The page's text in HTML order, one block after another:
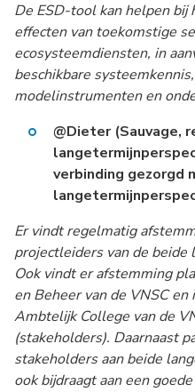
De ESD-tool kan helpen bij
effecten van toekomstige
ecosysteemdiensten, in
beschikbare
modelinstrumenten en
@Dieter (Sauvage,
verbinding gezorgd
Er vindt regelmatig
projectleiders van de
Ook vindt er afstemming
en Beheer van de VNSC
Ambtelijk College van de
(stakeholders). Daarnaast
stakeholders aan beide
ook bijdraagt aan een